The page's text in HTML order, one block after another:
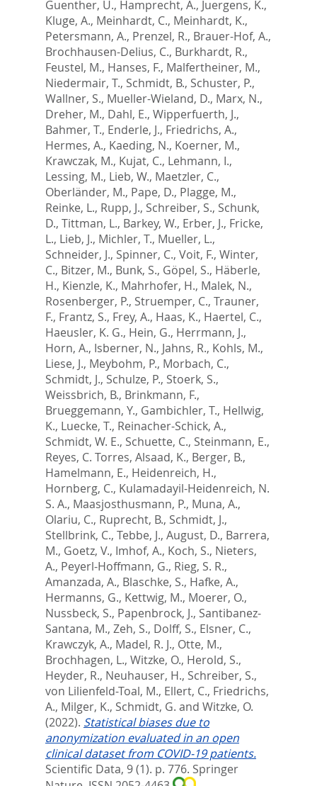
Guenther, U., Hamprecht, A., Juergens, K.,
Kluge, A., Meinhardt, C., Meinhardt, K.,
Petersmann, A., Prenzel, R., Brauer-Hof, A.,
Brochhausen-Delius, C., Burkhardt, R.,
Feustel, M., Hanses, F., Malfertheiner, M.,
Niedermair, T., Schmidt, B., Schuster, P.,
Wallner, S., Mueller-Wieland, D., Marx, N.,
Dreher, M., Dahl, E., Wipperfuerth, J.,
Bahmer, T., Enderle, J., Friedrichs, A.,
Hermes, A., Kaeding, N., Koerner, M.,
Krawczak, M., Kujat, C., Lehmann, I.,
Lessing, M., Lieb, W., Maetzler, C.,
Oberländer, M., Pape, D., Plagge, M.,
Reinke, L., Rupp, J., Schreiber, S., Schunk,
D., Tittman, L., Barkey, W., Erber, J., Fricke,
L., Lieb, J., Michler, T., Mueller, L.,
Schneider, J., Spinner, C., Voit, F., Winter,
C., Bitzer, M., Bunk, S., Göpel, S., Häberle,
H., Kienzle, K., Mahrhofer, H., Malek, N.,
Rosenberger, P., Struemper, C., Trauner,
F., Frantz, S., Frey, A., Haas, K., Haertel, C.,
Haeusler, K. G., Hein, G., Herrmann, J.,
Horn, A., Isberner, N., Jahns, R., Kohls, M.,
Liese, J., Meybohm, P., Morbach, C.,
Schmidt, J., Schulze, P., Stoerk, S.,
Weissbrich, B., Brinkmann, F.,
Brueggemann, Y., Gambichler, T., Hellwig,
K., Luecke, T., Reinacher-Schick, A.,
Schmidt, W. E., Schuette, C., Steinmann, E.,
Reyes, C. Torres, Alsaad, K., Berger, B.,
Hamelmann, E., Heidenreich, H.,
Hornberg, C., Kulamadayil-Heidenreich, N.
S. A., Maasjosthusmann, P., Muna, A.,
Olariu, C., Ruprecht, B., Schmidt, J.,
Stellbrink, C., Tebbe, J., August, D., Barrera,
M., Goetz, V., Imhof, A., Koch, S., Nieters,
A., Peyerl-Hoffmann, G., Rieg, S. R.,
Amanzada, A., Blaschke, S., Hafke, A.,
Hermanns, G., Kettwig, M., Moerer, O.,
Nussbeck, S., Papenbrock, J., Santibanez-
Santana, M., Zeh, S., Dolff, S., Elsner, C.,
Krawczyk, A., Madel, R. J., Otte, M.,
Brochhagen, L., Witzke, O., Herold, S.,
Heyder, R., Neuhauser, H., Schreiber, S.,
von Lilienfeld-Toal, M., Ellert, C., Friedrichs,
A., Milger, K., Schmidt, G. and Witzke, O.
(2022). Statistical biases due to
anonymization evaluated in an open
clinical dataset from COVID-19 patients.
Scientific Data, 9 (1). p. 776. Springer